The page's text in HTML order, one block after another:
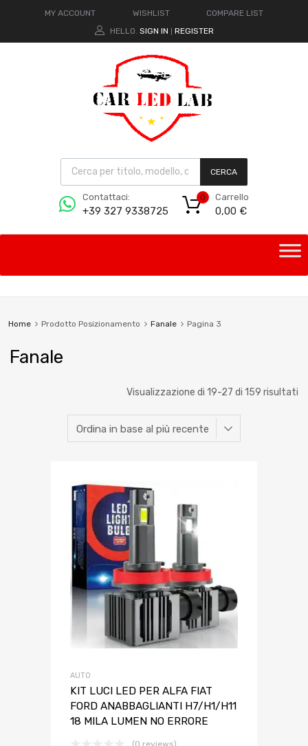
MY ACCOUNT WISHLIST
COMPARE LIST
HELLO. SIGN IN REGISTER
CERCA
Contattaci:
+39 327 9338725
Carrello
0,00 €
0
Home Prodotto Posizionamento Fanale Pagina 3
Fanale
Visualizzazione di 19-27 di 159 risultati
AUTO
KIT LUCI LED PER ALFA FIAT
FORD ANABBAGLIANTI H7/H1/H11
18 MILA LUMEN NO ERRORE
(0 reviews)